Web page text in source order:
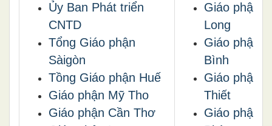
Ủy Ban Phát triển
CNTD
Tổng Giáo phận
Sàigòn
Tồng Giáo phận Huế
Giáo phận Mỹ Tho
Giáo phận Cần Thơ
Giáo phận
Long
Giáo phận
Bình
Giáo phận
Thiết
Giáo phận